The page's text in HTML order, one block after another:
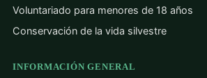
Voluntariado para menores de 18 años
Conservación de la vida silvestre
INFORMACIÓN GENERAL